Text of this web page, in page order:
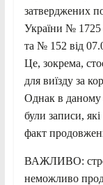
затверджених
України № 1725
та № 152 від
Це, зокрема,
для виїзду за
Однак в даному
були записи,
факт
ВАЖЛИВО: строк
неможливо